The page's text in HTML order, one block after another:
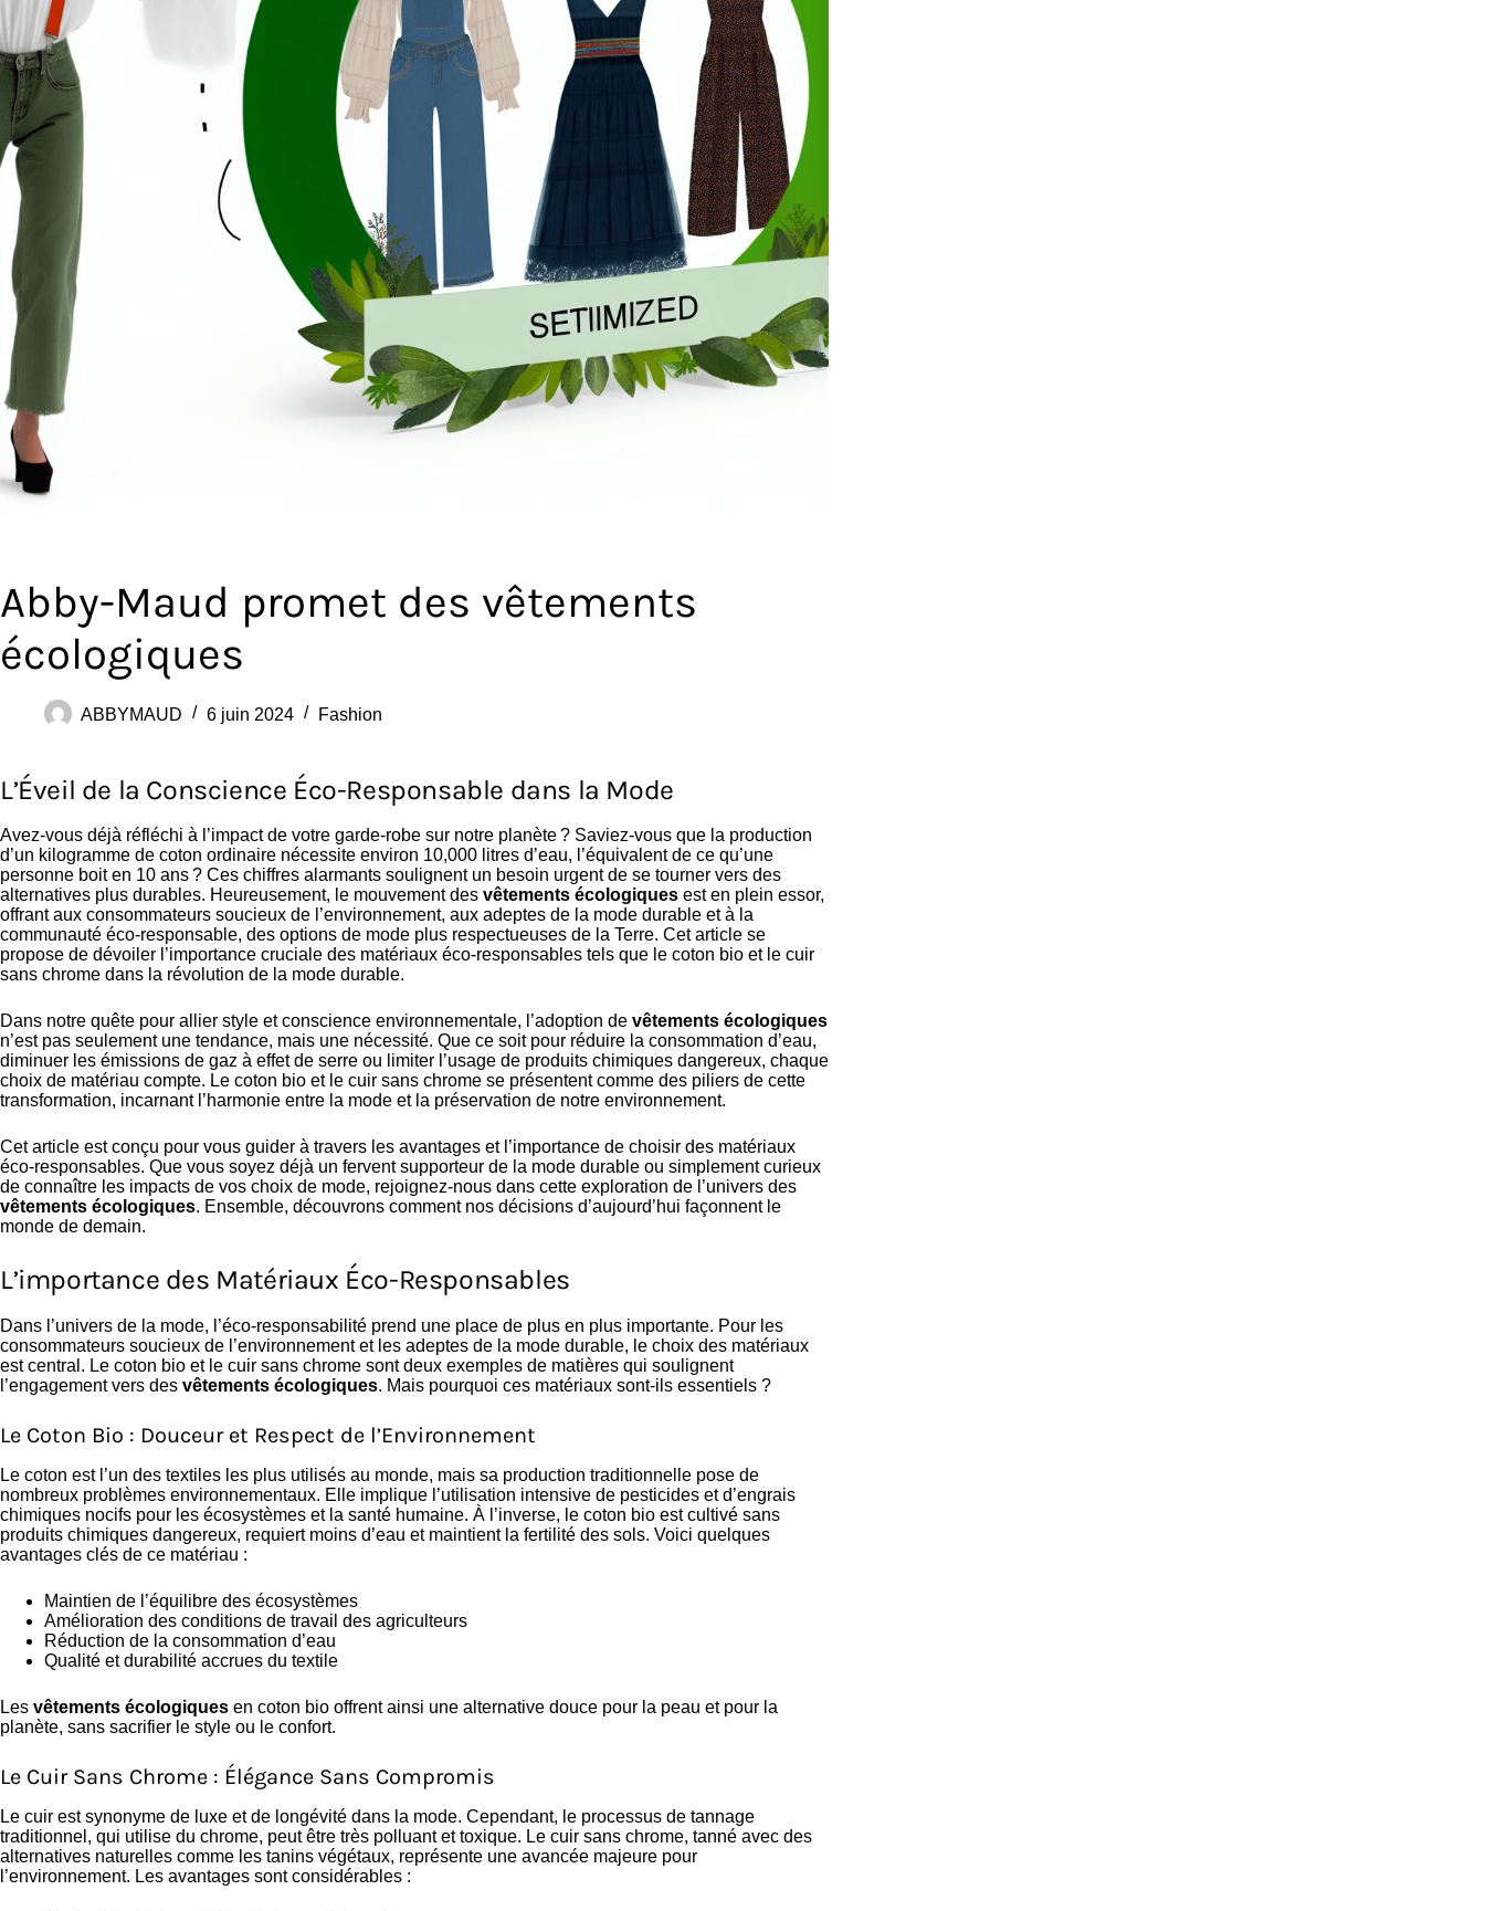
Abby-Maud promet des vêtements
écologiques
ABBYMAUD 6 juin 2024 Fashion
L’Éveil de la Conscience Éco-Responsable dans la Mode
Avez-vous déjà réfléchi à l’impact de votre garde-robe sur notre planète ? Saviez-vous que la production
d’un kilogramme de coton ordinaire nécessite environ 10,000 litres d’eau, l’équivalent de ce qu’une
personne boit en 10 ans ? Ces chiffres alarmants soulignent un besoin urgent de se tourner vers des
alternatives plus durables. Heureusement, le mouvement des vêtements écologiques est en plein essor,
offrant aux consommateurs soucieux de l’environnement, aux adeptes de la mode durable et à la
communauté éco-responsable, des options de mode plus respectueuses de la Terre. Cet article se
propose de dévoiler l’importance cruciale des matériaux éco-responsables tels que le coton bio et le cuir
sans chrome dans la révolution de la mode durable.
Dans notre quête pour allier style et conscience environnementale, l’adoption de vêtements écologiques
n’est pas seulement une tendance, mais une nécessité. Que ce soit pour réduire la consommation d’eau,
diminuer les émissions de gaz à effet de serre ou limiter l’usage de produits chimiques dangereux, chaque
choix de matériau compte. Le coton bio et le cuir sans chrome se présentent comme des piliers de cette
transformation, incarnant l’harmonie entre la mode et la préservation de notre environnement.
Cet article est conçu pour vous guider à travers les avantages et l’importance de choisir des matériaux
éco-responsables. Que vous soyez déjà un fervent supporteur de la mode durable ou simplement curieux
de connaître les impacts de vos choix de mode, rejoignez-nous dans cette exploration de l’univers des
vêtements écologiques. Ensemble, découvrons comment nos décisions d’aujourd’hui façonnent le
monde de demain.
L’importance des Matériaux Éco-Responsables
Dans l’univers de la mode, l’éco-responsabilité prend une place de plus en plus importante. Pour les
consommateurs soucieux de l’environnement et les adeptes de la mode durable, le choix des matériaux
est central. Le coton bio et le cuir sans chrome sont deux exemples de matières qui soulignent
l’engagement vers des vêtements écologiques. Mais pourquoi ces matériaux sont-ils essentiels ?
Le Coton Bio : Douceur et Respect de l’Environnement
Le coton est l’un des textiles les plus utilisés au monde, mais sa production traditionnelle pose de
nombreux problèmes environnementaux. Elle implique l’utilisation intensive de pesticides et d’engrais
chimiques nocifs pour les écosystèmes et la santé humaine. À l’inverse, le coton bio est cultivé sans
produits chimiques dangereux, requiert moins d’eau et maintient la fertilité des sols. Voici quelques
avantages clés de ce matériau :
Maintien de l’équilibre des écosystèmes
Amélioration des conditions de travail des agriculteurs
Réduction de la consommation d’eau
Qualité et durabilité accrues du textile
Les vêtements écologiques en coton bio offrent ainsi une alternative douce pour la peau et pour la
planète, sans sacrifier le style ou le confort.
Le Cuir Sans Chrome : Élégance Sans Compromis
Le cuir est synonyme de luxe et de longévité dans la mode. Cependant, le processus de tannage
traditionnel, qui utilise du chrome, peut être très polluant et toxique. Le cuir sans chrome, tanné avec des
alternatives naturelles comme les tanins végétaux, représente une avancée majeure pour
l’environnement. Les avantages sont considérables :